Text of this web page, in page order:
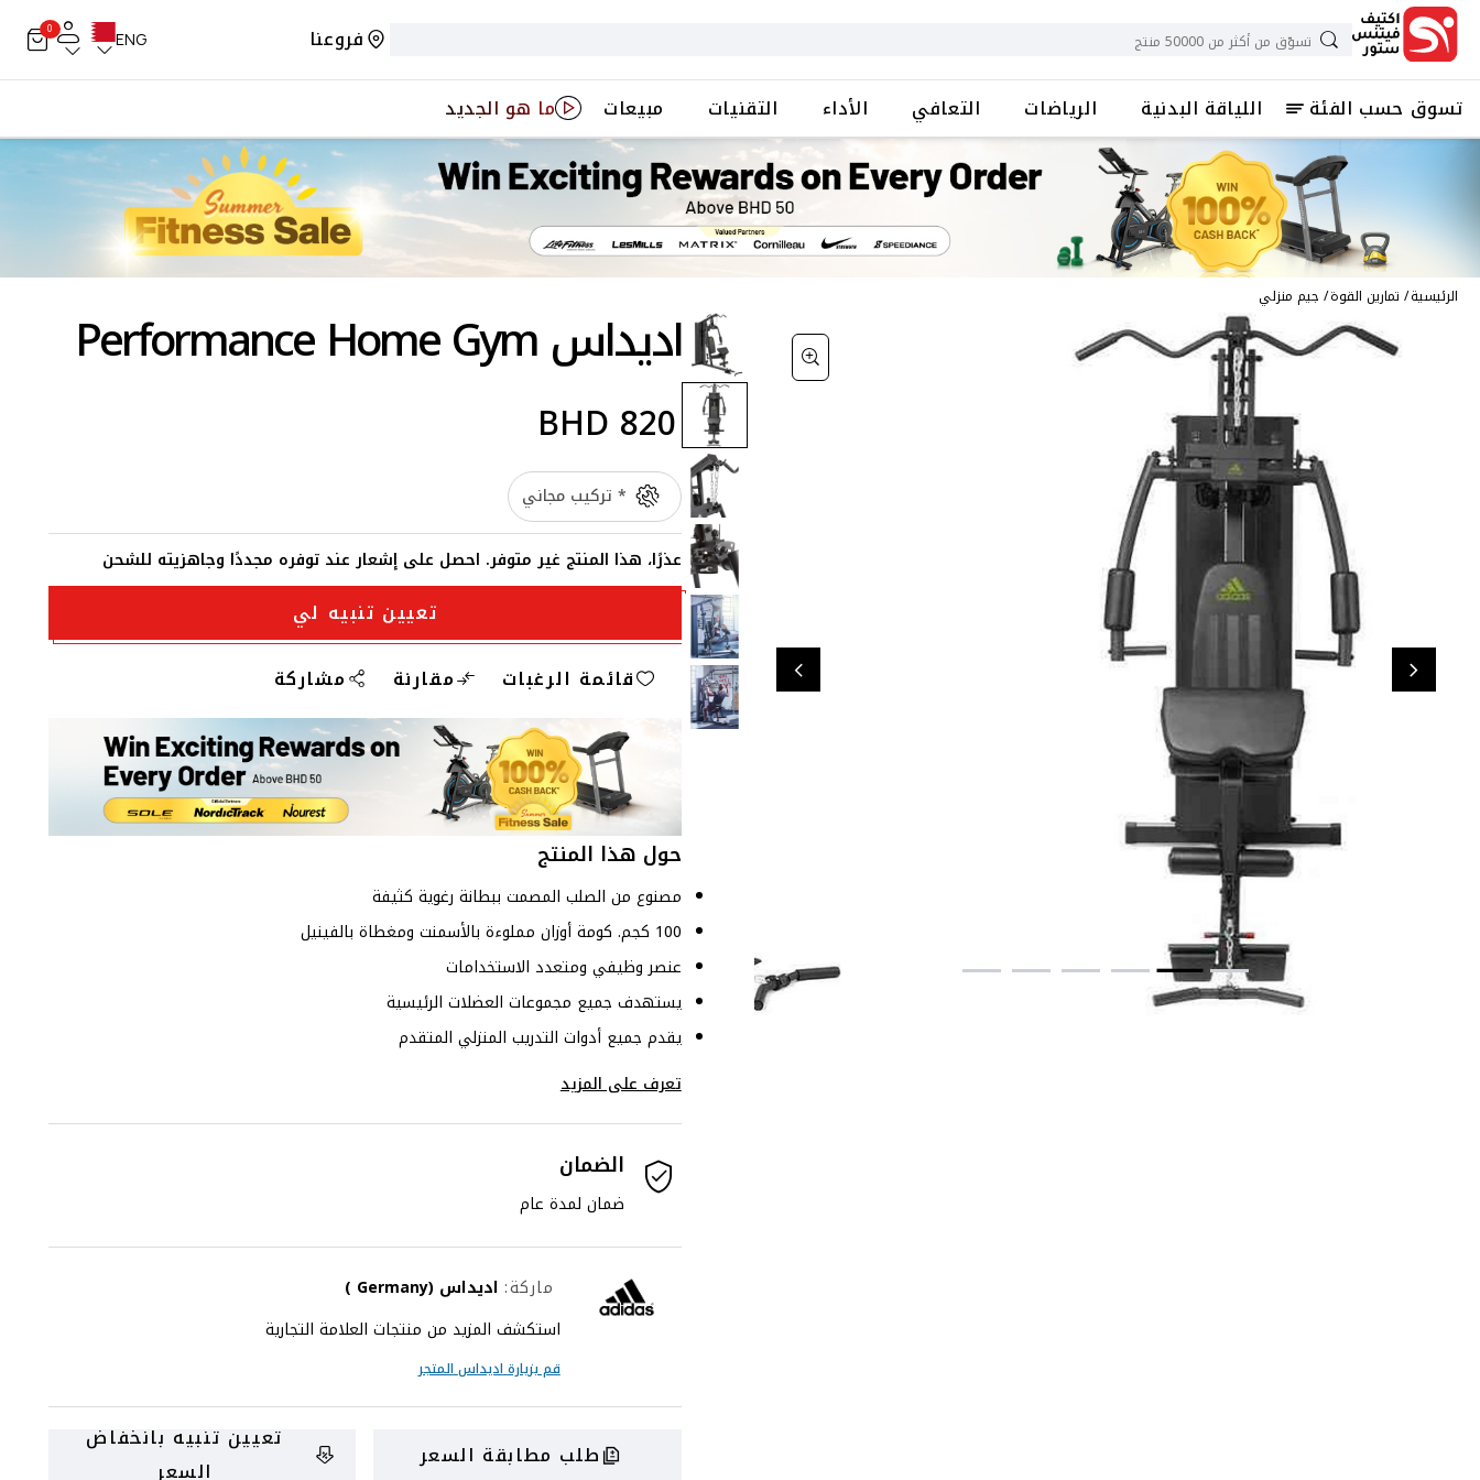
فروعنا ENG
0
تسوق حسب الفئة اللياقة البدنية الرياضات التعافي الأداء التقنيات مبيعات ما هو الجديد
الرئيسية تمارين القوة جيم منزلي
اديداس Performance Home Gym
BHD 820
* تركيب مجاني
عذرًا، هذا المنتج غير متوفر. احصل على إشعار عند توفره مجددًا وجاهزيته للشحن
تعيين تنبيه لي
قائمة الرغبات
مقارنة مشاركة
حول هذا المنتج
مصنوع من الصلب المصمت ببطانة رغوية كثيفة
100 كجم. كومة أوزان مملوءة بالأسمنت ومغطاة بالفينيل
عنصر وظيفي ومتعدد الاستخدامات
يستهدف جميع مجموعات العضلات الرئيسية
يقدم جميع أدوات التدريب المنزلي المتقدم
تعرف على المزيد
الضمان
ضمان لمدة عام
ماركة: اديداس (Germany )
استكشف المزيد من منتجات العلامة التجارية
قم بزيارةاديداسالمتجر
طلب مطابقة السعر
تعيين تنبيه بانخفاض
السعر